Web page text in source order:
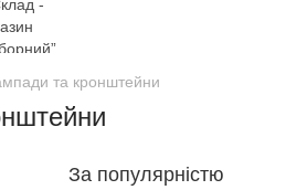
та кронштейни
За популярністю